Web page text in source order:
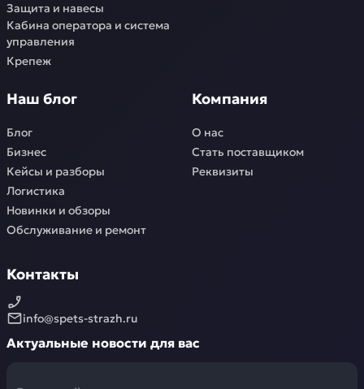
Защита и навесы
Кабина оператора и система
управления
Крепеж
Наш блог
Блог
Бизнес
Кейсы и разборы
Логистика
Новинки и обзоры
Обслуживание и ремонт
Компания
О нас
Стать поставщиком
Реквизиты
Контакты
info@spets-strazh.ru
Актуальные новости для вас